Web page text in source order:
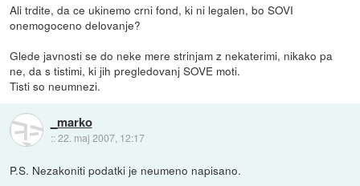
Ali trdite, da ce ukinemo crni fond, ki ni legalen, bo SOVI
onemogoceno delovanje?
Glede javnosti se do neke mere strinjam z nekaterimi, nikako pa
ne, da s tistimi, ki jih pregledovanj SOVE moti.
Tisti so neumnezi.
_marko
::22. maj 2007, 12:17
P.S. Nezakoniti podatki je neumeno napisano.